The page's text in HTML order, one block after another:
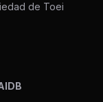
de Toei
DB